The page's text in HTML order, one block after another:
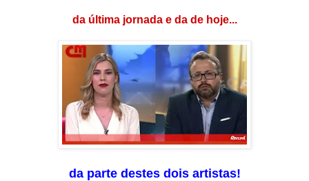
da última jornada e da de hoje...
da parte destes dois artistas!